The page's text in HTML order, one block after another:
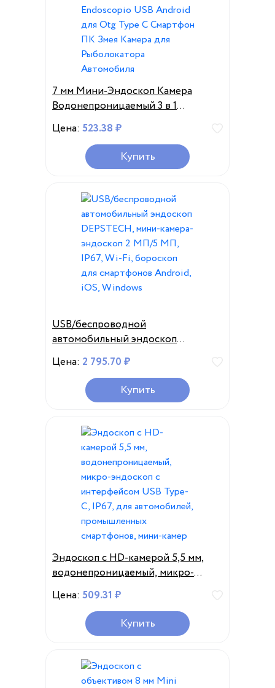
7 мм Мини-Эндоскоп Камера
Водонепроницаемый 3 в 1
Endoscopio USB Android для Otg
Type C Смартфон ПК Змея Камера
для Рыболокатора Автомобиля
Цена: 523.38 ₽
Купить
USB/беспроводной
автомобильный эндоскоп
DEPSTECH, мини-камера-
эндоскоп 2 МП/5 МП, IP67, Wi-Fi,
бороскоп для смартфонов
Android, iOS, Windows
Цена: 2 795.70 ₽
Купить
Эндоскоп с HD-камерой 5,5 мм,
водонепроницаемый, микро-
эндоскоп с интерфейсом USB
Type-C, IP67, для автомобилей,
промышленных смартфонов,
мини-камер
Цена: 509.31 ₽
Купить